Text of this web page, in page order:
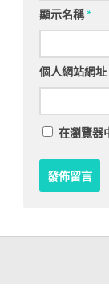
顯示名稱*
個人網站網址
在瀏覽器